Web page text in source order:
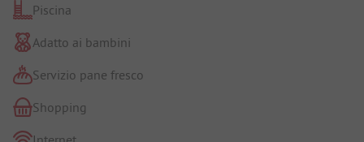
Piscina
Adatto ai bambini
Servizio pane fresco
Shopping